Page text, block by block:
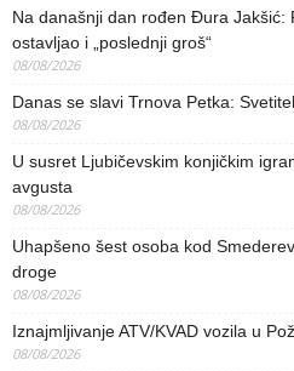
Na današnji dan rođen Đura Jakšić:
ostavljao i „poslednji groš“
08/08/2026
Danas se slavi Trnova Petka:
08/08/2026
U susret Ljubičevskim konjičkim
avgusta
08/08/2026
Uhapšeno šest osoba kod
droge
08/08/2026
Iznajmljivanje ATV/KVAD vozila u
08/08/2026